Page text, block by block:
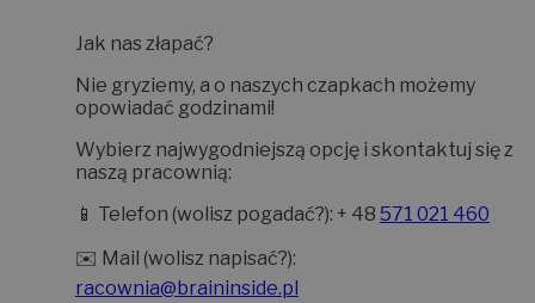
Jak nas złapać?
Nie gryziemy, a o naszych czapkach możemy
opowiadać godzinami!
Wybierz najwygodniejszą opcję i skontaktuj się z
naszą pracownią:
📱 Telefon (wolisz pogadać?): + 48 571 021 460
✉️ Mail (wolisz napisać?):
racownia@braininside.pl